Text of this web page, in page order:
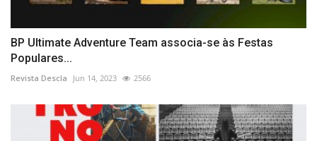
BP Ultimate Adventure Team associa-se às Festas
Populares...
Revista Descla Jun 14, 2023 2566